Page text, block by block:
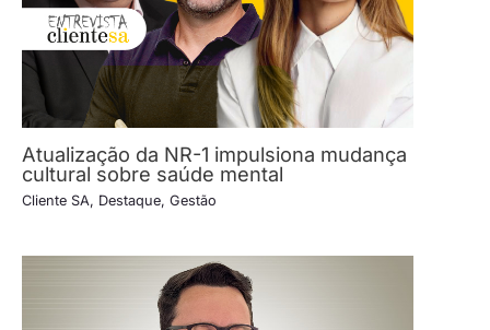
Atualização da NR-1 impulsiona mudança
cultural sobre saúde mental
Cliente SA, Destaque, Gestão